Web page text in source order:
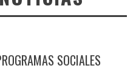
SOCIALES